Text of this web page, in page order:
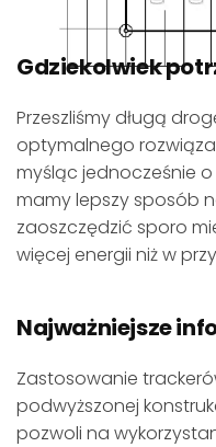
Gdziekolwiek
Przeszliśmy długą
optymalnego
myśląc jednocześnie
mamy lepszy sposób
zaoszczędzić sporo
więcej energii niż w
Najważniejsze
Zastosowanie
podwyższonej
pozwoli na